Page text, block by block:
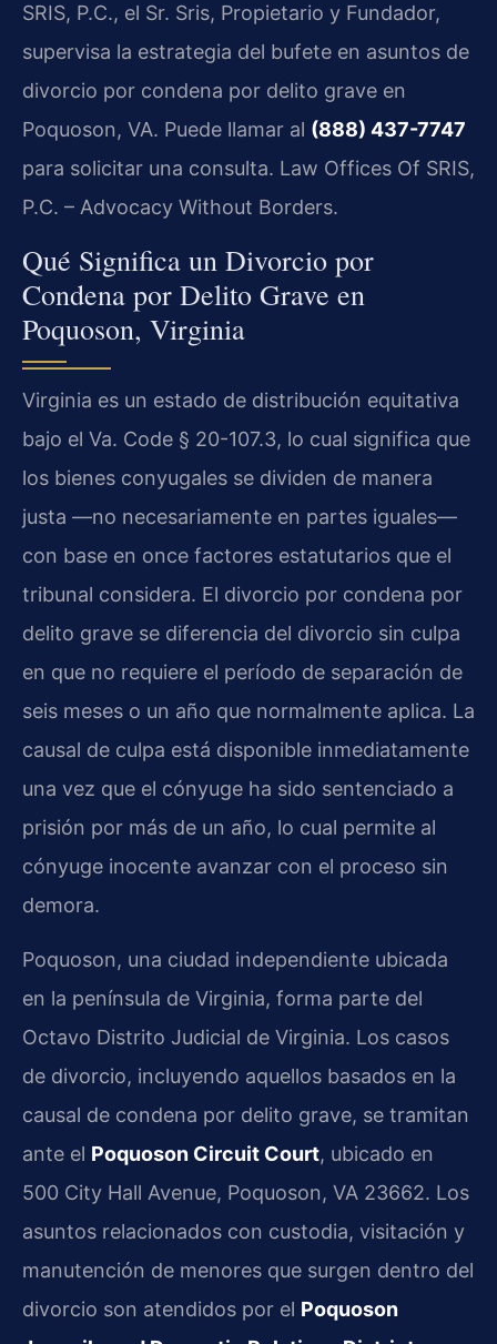
SRIS, P.C., el Sr. Sris, Propietario y Fundador,
supervisa la estrategia del bufete en asuntos de
divorcio por condena por delito grave en
Poquoson, VA. Puede llamar al (888) 437-7747
para solicitar una consulta. Law Offices Of SRIS,
P.C. – Advocacy Without Borders.
Qué Significa un Divorcio por
Condena por Delito Grave en
Poquoson, Virginia
Virginia es un estado de distribución equitativa
bajo el Va. Code § 20-107.3, lo cual significa que
los bienes conyugales se dividen de manera
justa —no necesariamente en partes iguales—
con base en once factores estatutarios que el
tribunal considera. El divorcio por condena por
delito grave se diferencia del divorcio sin culpa
en que no requiere el período de separación de
seis meses o un año que normalmente aplica. La
causal de culpa está disponible inmediatamente
una vez que el cónyuge ha sido sentenciado a
prisión por más de un año, lo cual permite al
cónyuge inocente avanzar con el proceso sin
demora.
Poquoson, una ciudad independiente ubicada
en la península de Virginia, forma parte del
Octavo Distrito Judicial de Virginia. Los casos
de divorcio, incluyendo aquellos basados en la
causal de condena por delito grave, se tramitan
ante el Poquoson Circuit Court, ubicado en
500 City Hall Avenue, Poquoson, VA 23662. Los
asuntos relacionados con custodia, visitación y
manutención de menores que surgen dentro del
divorcio son atendidos por el Poquoson